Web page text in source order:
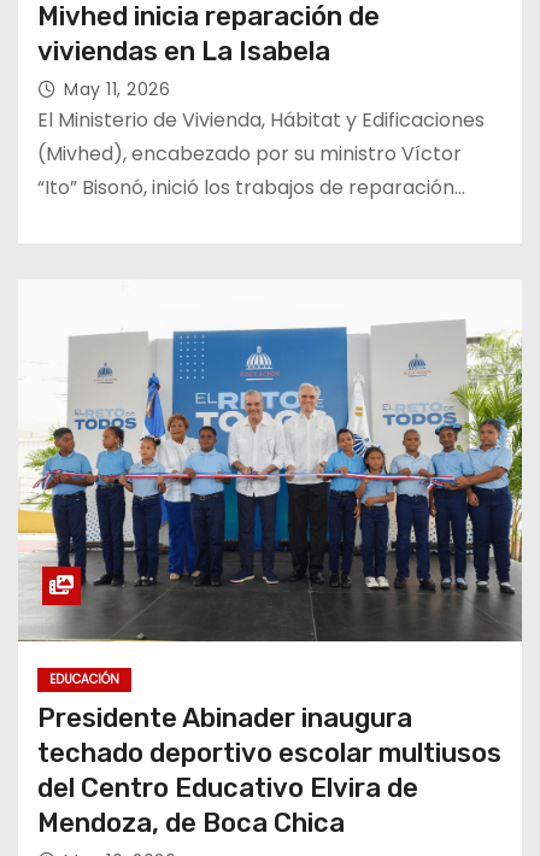
Mivhed inicia reparación de
viviendas en La Isabela
May 11, 2026
El Ministerio de Vivienda, Hábitat y Edificaciones
(Mivhed), encabezado por su ministro Víctor
“Ito” Bisonó, inició los trabajos de reparación…
EDUCACIÓN
Presidente Abinader inaugura
techado deportivo escolar multiusos
del Centro Educativo Elvira de
Mendoza, de Boca Chica